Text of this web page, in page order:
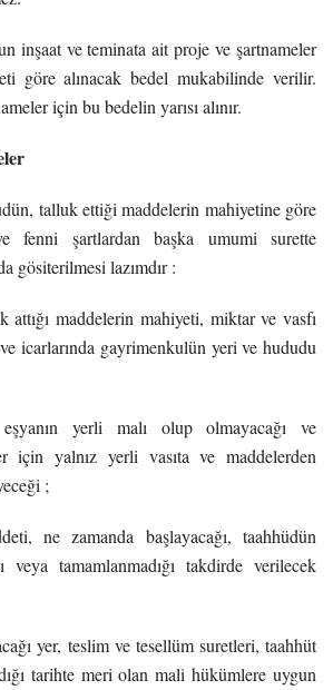
inşaat ve teminata ait proje ve şartnameler
göre alınacak bedel mukabilinde verilir.
için bu bedelin yarısı alınır.
talluk ettiği maddelerin mahiyetine göre
fenni şartlardan başka umumi surette
gösiterilmesi lazımdır :
attığı maddelerin mahiyeti, miktar ve vasfı
icarlarında gayrimenkulün yeri ve hududu
yerli malı olup olmayacağı ve
için yalnız yerli vasıta ve maddelerden
;
ne zamanda başlayacağı, taahhüdün
veya tamamlanmadığı takdirde verilecek
yer, teslim ve tesellüm suretleri, taahhüt
tarihte meri olan mali hükümlere uygun